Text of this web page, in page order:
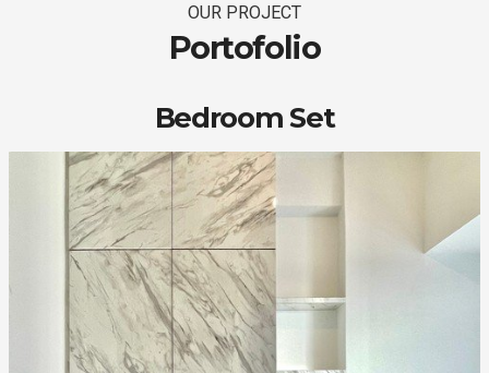
OUR PROJECT
Portofolio
Bedroom Set